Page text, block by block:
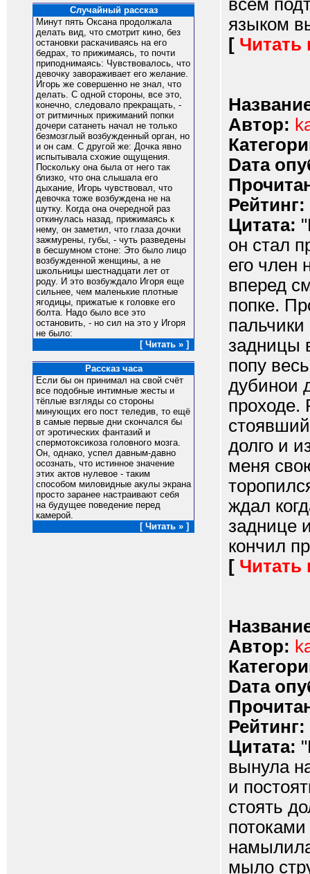
Случайный рассказ
Минут пять Оксана продолжала
делать вид, что смотрит кино, без
остановки раскачиваясь на его
бедрах, то прижимаясь, то почти
приподнимаясь: Чувствовалось, что
девочку завораживает его желание.
Игорь же совершенно не знал, что
делать. С одной стороны, все это,
конечно, следовало прекращать, -
от ритмичных прижиманий попки
дочери сатанеть начал не только
безмозглый возбужденный орган, но
и он сам. С другой же: Дочка явно
испытывала схожие ощущения.
Поскольку она была от него так
близко, что она слышала его
дыхание, Игорь чувствовал, что
девочка тоже возбуждена не на
шутку. Когда она очередной раз
откинулась назад, прижимаясь к
нему, он заметил, что глаза дочки
зажмурены, губы, - чуть разведены
в бесшумном стоне: Это было лицо
возбужденной женщины, а не
школьницы шестнадцати лет от
роду. И это возбуждало Игоря еще
сильнее, чем маленькие плотные
ягодицы, прижатые к головке его
болта. Надо было все это
остановить, - но сил на это у Игоря
не было:
[ Читать » ]
Рассказ часа
Если бы он принимал на свой счёт
все подобные интимные жесты и
тёплые взгляды со стороны
минующих его пост теледив, то ещё
в самые первые дни скончался бы
от эротических фантазий и
спермотоксикоза головного мозга.
Он, однако, успел давным-давно
осознать, что истинное значение
этих актов нулевое - таким
способом миловидные акулы экрана
просто заранее настраивают себя
на будущее поведение перед
камерой.
[ Читать » ]
всем
языком
[ Читать
Автор:
Dата
Рейтинг:
Цитата:
он стал
его член
вперед
попке.
задницы
попу
дубинои
проходе.
долго и
меня
ждал
заднице
кончил
[ Читать
Автор:
Dата
Рейтинг:
Цитата:
вынула
и
стоять
мыло